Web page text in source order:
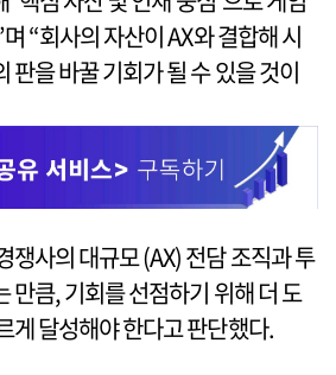
“회사의 자산이 AX와 결합해 시
판을 바꿀 기회가 될 수 있을 것이
쟁사의 대규모 (AX) 전담 조직과 투
만큼, 기회를 선점하기 위해 더 도
게 달성해야 한다고 판단했다.